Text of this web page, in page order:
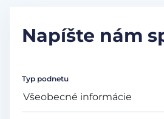
Napíšte nám
Typ podnetu